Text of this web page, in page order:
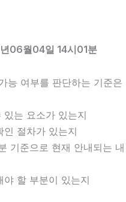
06월04일 14시01분
능 여부를 판단하는 기준은
는 요소가 있는지
절차가 있는지
기준으로 현재 안내되는 내
할 부분이 있는지